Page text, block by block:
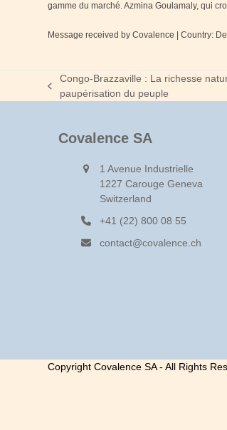
gamme du marché. Azmina Goulamaly, qui
Message received by Covalence | Country:
previous
Congo-Brazzaville : La richesse
paupérisation du peuple
Covalence SA
1 Avenue Industrielle
1227 Carouge Geneva
Switzerland
+41 (22) 800 08 55
contact@covalence.ch
Copyright Covalence SA - All Rights